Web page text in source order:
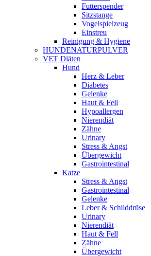
Futterspender
Sitzstange
Vogelspielzeug
Einstreu
Reinigung & Hygiene
HUNDENATURPULVER
VET Diäten
Hund
Herz & Leber
Diabetes
Gelenke
Haut & Fell
Hypoallergen
Nierendiät
Zähne
Urinary
Stress & Angst
Übergewicht
Gastrointestinal
Katze
Stress & Angst
Gastrointestinal
Gelenke
Leber & Schilddrüse
Urinary
Nierendiät
Haut & Fell
Zähne
Übergewicht